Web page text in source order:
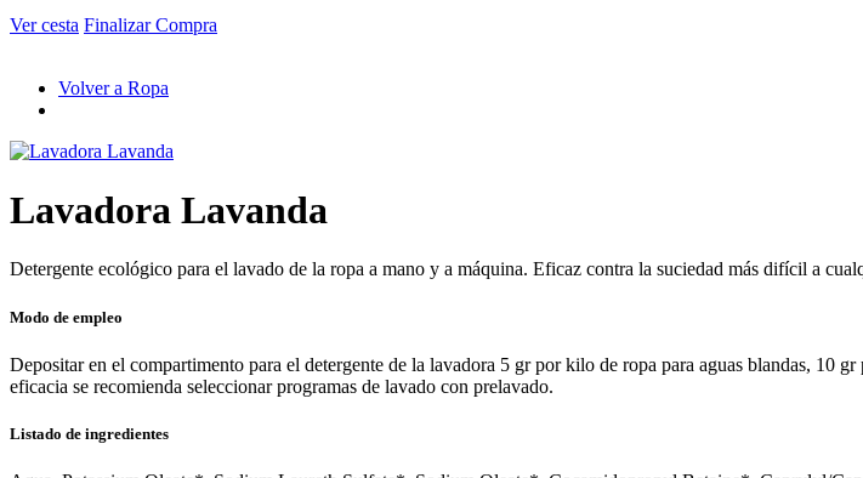
Ver cesta Finalizar Compra
Volver a Ropa
Lavadora Lavanda
Detergente ecológico para el lavado de la ropa a mano y a máquina. Eficaz contra la suciedad más difícil a
Modo de empleo
Depositar en el compartimento para el detergente de la lavadora 5 gr por kilo de ropa para aguas blandas, 10
eficacia se recomienda seleccionar programas de lavado con prelavado.
Listado de ingredientes